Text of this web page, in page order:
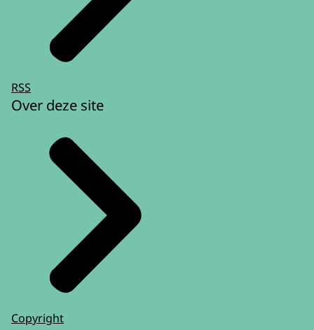
RSS
Over deze site
Copyright